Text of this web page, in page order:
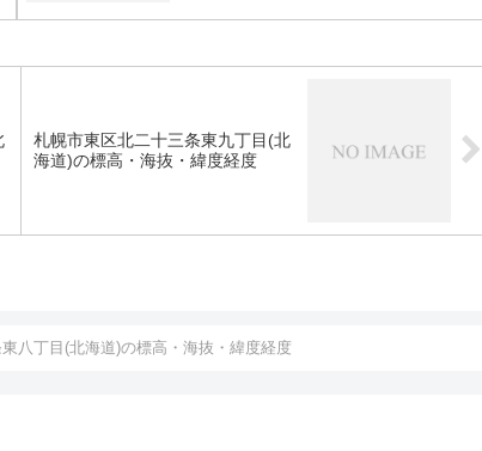
札幌市東区北二十三条東九丁目(北
海道)の標高・海抜・緯度経度
八丁目(北海道)の標高・海抜・緯度経度